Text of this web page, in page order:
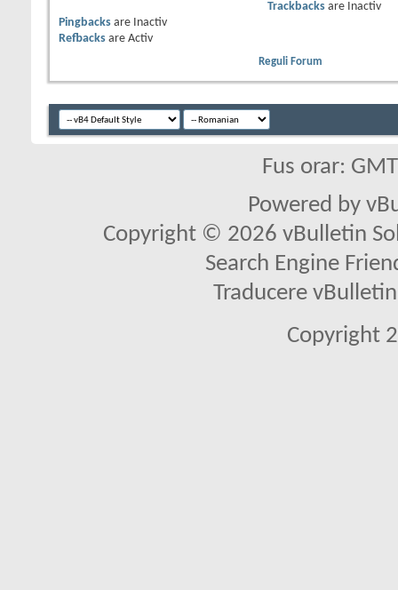
Trackbacksare
Inactiv
Pingbacks are
Inactiv
Refbacks are Activ
Reguli Forum
Fus orar:
Powered by
Copyright © 2026 vBulletin
Search Engine
Traducere
Copyright